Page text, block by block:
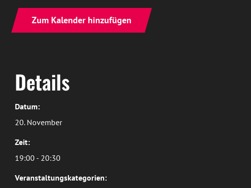
Zum Kalender hinzufügen
Details
Datum:
20. November
Zeit:
19:00 - 20:30
Veranstaltungskategorien: